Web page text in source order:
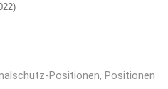
Positionen, Positionen